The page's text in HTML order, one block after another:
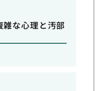
な心理と汚部